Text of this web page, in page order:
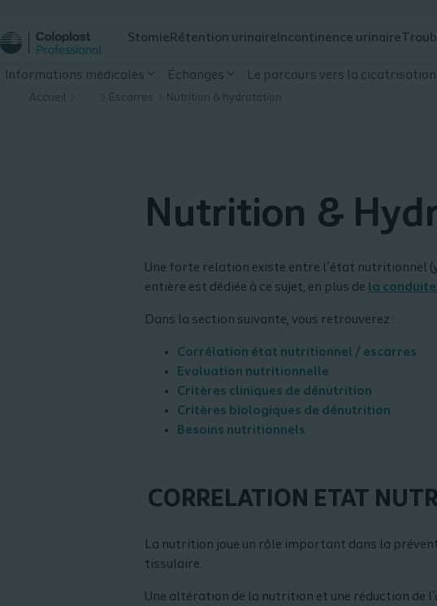
Stomie Rétention urinaire Incontinence urinaire
Informations médicales Échanges Le parcours vers la cicatrisation
Accueil Escarres Nutrition & hydratation
Nutrition &
Une forte relation existe entre l’état nutritionnel
entière est dédiée à ce sujet, en plus de la
Dans la section suivante, vous retrouverez :
Corrélation état nutritionnel / escarres
Evaluation nutritionnelle
Critères cliniques de dénutrition
Critères biologiques de dénutrition
Besoins nutritionnels
CORRELATION ETAT
La nutrition joue un rôle important dans la
tissulaire.
Une altération de la nutrition et une réduction de